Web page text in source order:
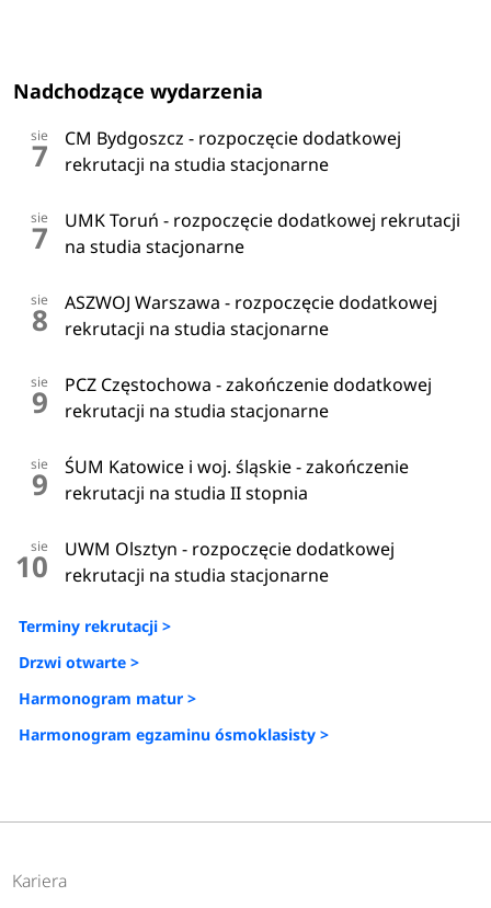
Nadchodzące wydarzenia
sie
7
CM Bydgoszcz - rozpoczęcie dodatkowej
rekrutacji na studia stacjonarne
sie
7
UMK Toruń - rozpoczęcie dodatkowej rekrutacji
na studia stacjonarne
sie
8
ASZWOJ Warszawa - rozpoczęcie dodatkowej
rekrutacji na studia stacjonarne
sie
9
PCZ Częstochowa - zakończenie dodatkowej
rekrutacji na studia stacjonarne
sie
9
ŚUM Katowice i woj. śląskie - zakończenie
rekrutacji na studia II stopnia
sie
10
UWM Olsztyn - rozpoczęcie dodatkowej
rekrutacji na studia stacjonarne
Terminy rekrutacji >
Drzwi otwarte >
Harmonogram matur >
Harmonogram egzaminu ósmoklasisty >
Kariera